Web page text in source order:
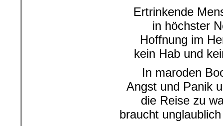
Ertrinkende
in höchster
Hoffnung im
kein Hab und
In maroden
Angst und Panik
die Reise zu
braucht